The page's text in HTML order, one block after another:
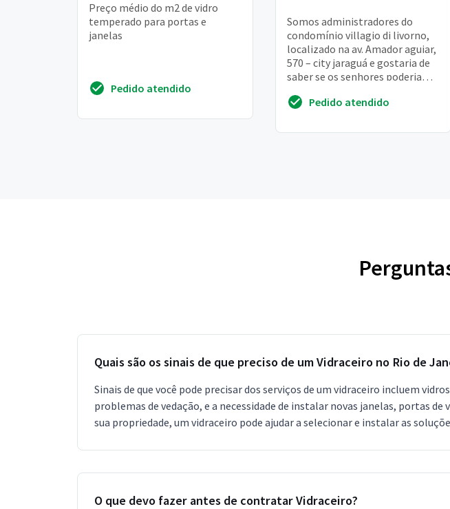
Preço médio do m2 de vidro
temperado para portas e
janelas
Pedido atendido
Somos administradores do
condomínio villagio di livorno,
localizado na av. Amador aguiar,
570 – city jaraguá e gostaria de
saber se os senhores poderiam
instalaç...Pedido atendido
Quais são os sinais de que preciso de um Vidraceiro no Rio de
Sinais de que você pode precisar dos serviços de um vidraceiro incluem
problemas de vedação, e a necessidade de instalar novas janelas, portas
sua propriedade, um vidraceiro pode ajudar a selecionar e instalar as
O que devo fazer antes de contratar Vidraceiro?